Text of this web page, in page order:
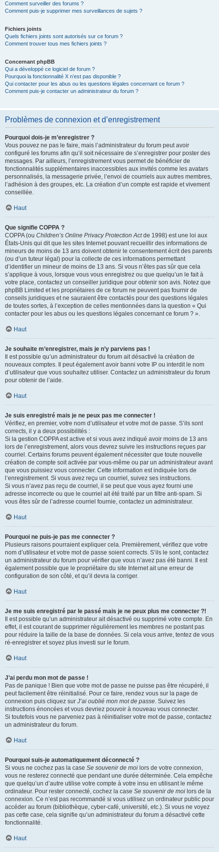
Comment surveiller des forums ?
Comment puis-je supprimer mes surveillances de sujets ?
Fichiers joints
Quels fichiers joints sont autorisés sur ce forum ?
Comment trouver tous mes fichiers joints ?
Concernant phpBB
Qui a développé ce logiciel de forum ?
Pourquoi la fonctionnalité X n’est pas disponible ?
Qui contacter pour les abus ou les questions légales concernant ce forum ?
Comment puis-je contacter un administrateur du forum ?
Problèmes de connexion et d’enregistrement
Pourquoi dois-je m’enregistrer ?
Vous pouvez ne pas le faire, mais l’administrateur du forum peut avoir
configuré les forums afin qu’il soit nécessaire de s’enregistrer pour poster des
messages. Par ailleurs, l’enregistrement vous permet de bénéficier de
fonctionnalités supplémentaires inaccessibles aux invités comme les avatars
personnalisés, la messagerie privée, l’envoi de courriels aux autres membres,
l’adhésion à des groupes, etc. La création d’un compte est rapide et vivement
conseillée.
Haut
Que signifie COPPA ?
COPPA (ou Children’s Online Privacy Protection Actde 1998) est une loi aux
États-Unis qui dit que les sites Internet pouvant recueillir des informations de
mineurs de moins de 13 ans doivent obtenir le consentement écrit des parents
(ou d’un tuteur légal) pour la collecte de ces informations permettant
d’identifier un mineur de moins de 13 ans. Si vous n’êtes pas sûr que cela
s’applique à vous, lorsque vous vous enregistrez ou que quelqu’un le fait à
votre place, contactez un conseiller juridique pour obtenir son avis. Notez que
phpBB Limited et les propriétaires de ce forum ne peuvent pas fournir de
conseils juridiques et ne sauraient être contactés pour des questions légales
de toutes sortes, à l’exception de celles mentionnées dans la question « Qui
contacter pour les abus ou les questions légales concernant ce forum ? ».
Haut
Je souhaite m’enregistrer, mais je n’y parviens pas !
Il est possible qu’un administrateur du forum ait désactivé la création de
nouveaux comptes. Il peut également avoir banni votre IP ou interdit le nom
d’utilisateur que vous souhaitez utiliser. Contactez un administrateur du forum
pour obtenir de l’aide.
Haut
Je suis enregistré mais je ne peux pas me connecter !
Vérifiez, en premier, votre nom d’utilisateur et votre mot de passe. S’ils sont
corrects, il y a deux possibilités :
Si la gestion COPPA est active et si vous avez indiqué avoir moins de 13 ans
lors de l’enregistrement, alors vous devrez suivre les instructions reçues par
courriel. Certains forums peuvent également nécessiter que toute nouvelle
création de compte soit activée par vous-même ou par un administrateur avant
que vous puissiez vous connecter. Cette information est indiquée lors de
l’enregistrement. Si vous avez reçu un courriel, suivez ses instructions.
Si vous n’avez pas reçu de courriel, il se peut que vous ayez fourni une
adresse incorrecte ou que le courriel ait été traité par un filtre anti-spam. Si
vous êtes sûr de l’adresse courriel fournie, contactez un administrateur.
Haut
Pourquoi ne puis-je pas me connecter ?
Plusieurs raisons pourraient expliquer cela. Premièrement, vérifiez que votre
nom d’utilisateur et votre mot de passe soient corrects. S’ils le sont, contactez
un administrateur du forum pour vérifier que vous n’avez pas été banni. Il est
également possible que le propriétaire du site Internet ait une erreur de
configuration de son côté, et qu’il devra la corriger.
Haut
Je me suis enregistré par le passé mais je ne peux plus me connecter ?!
Il est possible qu’un administrateur ait désactivé ou supprimé votre compte. En
effet, il est courant de supprimer régulièrement les membres ne postant pas
pour réduire la taille de la base de données. Si cela vous arrive, tentez de vous
ré-enregistrer et soyez plus investi sur le forum.
Haut
J’ai perdu mon mot de passe !
Pas de panique ! Bien que votre mot de passe ne puisse pas être récupéré, il
peut facilement être réinitialisé. Pour ce faire, rendez vous sur la page de
connexion puis cliquez sur J’ai oublié mon mot de passe. Suivez les
instructions énoncées et vous devriez pouvoir à nouveau vous connecter.
Si toutefois vous ne parveniez pas à réinitialiser votre mot de passe, contactez
un administrateur du forum.
Haut
Pourquoi suis-je automatiquement déconnecté ?
Si vous ne cochez pas la case Se souvenir de moi lors de votre connexion,
vous ne resterez connecté que pendant une durée déterminée. Cela empêche
que quelqu’un d’autre utilise votre compte à votre insu en utilisant le même
ordinateur. Pour rester connecté, cochez la case Se souvenir de moi lors de la
connexion. Ce n’est pas recommandé si vous utilisez un ordinateur public pour
accéder au forum (bibliothèque, cyber-café, université, etc.). Si vous ne voyez
pas cette case, cela signifie qu’un administrateur du forum a désactivé cette
fonctionnalité.
Haut